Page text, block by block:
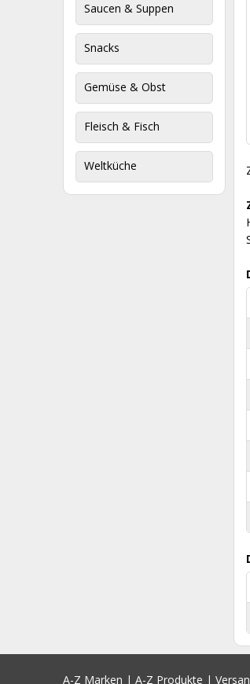
Saucen & Suppen
Snacks
Gemüse & Obst
Fleisch & Fisch
Weltküche
A-Z Marken | A-Z Produkte |